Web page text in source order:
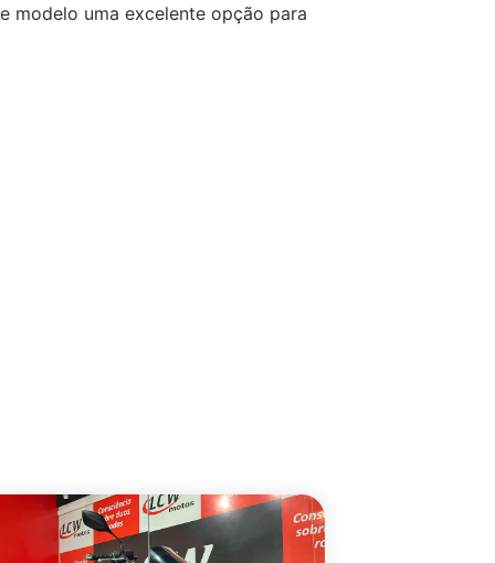
modelo uma excelente opção para